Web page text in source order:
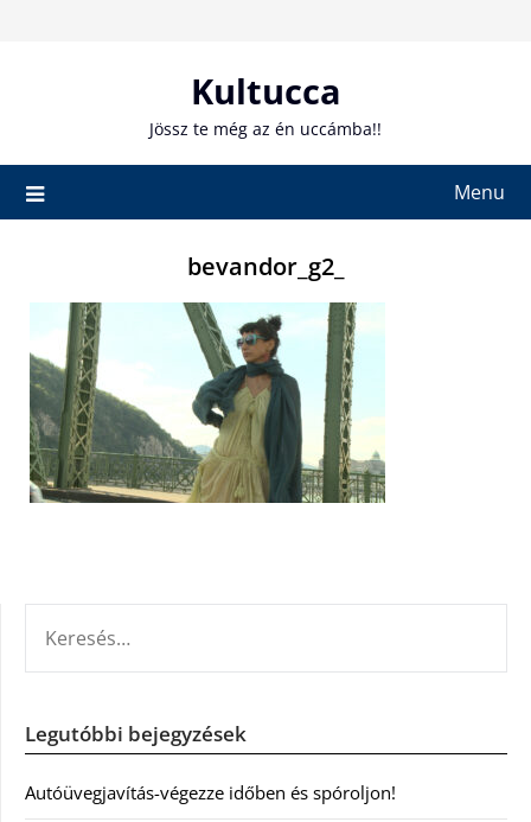
Kultucca
Jössz te még az én uccámba!!
Menu
bevandor_g2_
Legutóbbi bejegyzések
Autóüvegjavítás-végezze időben és spóroljon!